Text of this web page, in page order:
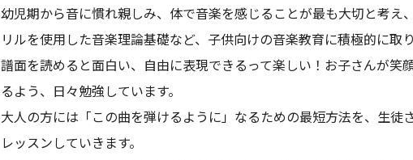
幼児期から音に慣れ親しみ、体で音楽を感じることが最も大切と考え
リルを使用した音楽理論基礎など、子供向けの音楽教育に積極的に取り
譜面を読めると面白い、自由に表現できるって楽しい！お子さんが笑
るよう、日々勉強しています。
大人の方には「この曲を弾けるように」なるための最短方法を、生徒
レッスンしていきます。